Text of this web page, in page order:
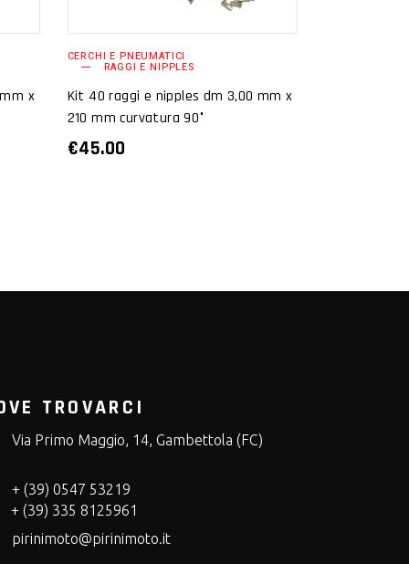
x
CERCHI E PNEUMATICI
RAGGI E NIPPLES
Kit 40 raggi e nipples dm 3,00 mm x
210 mm curvatura 90°
€45.00
TROVARCI
Via Primo Maggio, 14, Gambettola (FC)
+ (39) 0547 53219
+ (39) 335 8125961
pirinimoto@pirinimoto.it